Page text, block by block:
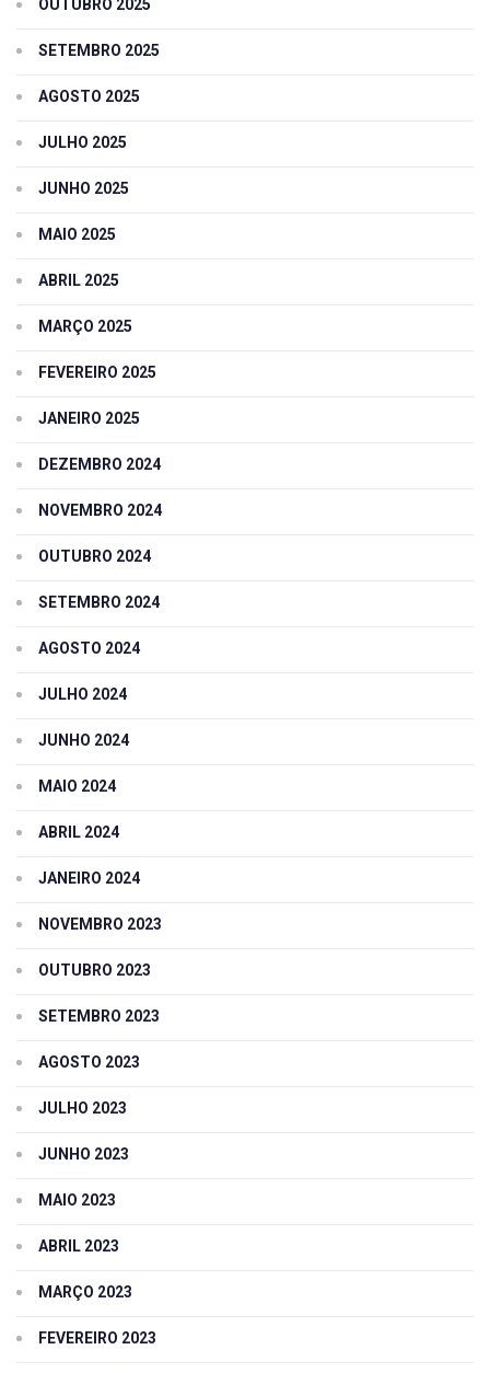
OUTUBRO 2025
SETEMBRO 2025
AGOSTO 2025
JULHO 2025
JUNHO 2025
MAIO 2025
ABRIL 2025
MARÇO 2025
FEVEREIRO 2025
JANEIRO 2025
DEZEMBRO 2024
NOVEMBRO 2024
OUTUBRO 2024
SETEMBRO 2024
AGOSTO 2024
JULHO 2024
JUNHO 2024
MAIO 2024
ABRIL 2024
JANEIRO 2024
NOVEMBRO 2023
OUTUBRO 2023
SETEMBRO 2023
AGOSTO 2023
JULHO 2023
JUNHO 2023
MAIO 2023
ABRIL 2023
MARÇO 2023
FEVEREIRO 2023